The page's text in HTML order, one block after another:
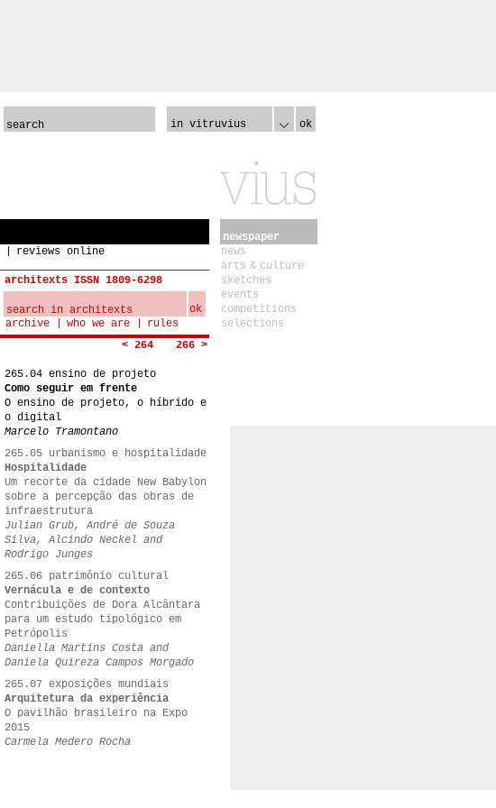
in vitruvius ok
reviews online
architexts ISSN 1809-6298
ok
archive
who we are
rules
< 264 266 >
265.04 ensino de projeto
Como seguir em frente
O ensino de projeto, o híbrido e
o digital
Marcelo Tramontano
265.05 urbanismo e hospitalidade
Hospitalidade
Um recorte da cidade New Babylon
sobre a percepção das obras de
infraestrutura
Julian Grub, André de Souza
Silva, Alcindo Neckel and
Rodrigo Junges
265.06 patrimônio cultural
Vernácula e de contexto
Contribuições de Dora Alcântara
para um estudo tipológico em
Petrópolis
Daniella Martins Costa and
Daniela Quireza Campos Morgado
265.07 exposições mundiais
Arquitetura da experiência
O pavilhão brasileiro na Expo
2015
Carmela Medero Rocha
newspaper
news
arts & culture
sketches
events
competitions
selections